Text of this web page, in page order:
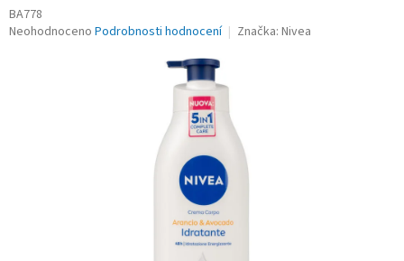
BA778
Průměrné
Neohodnoceno Podrobnosti hodnocení Značka: Nivea